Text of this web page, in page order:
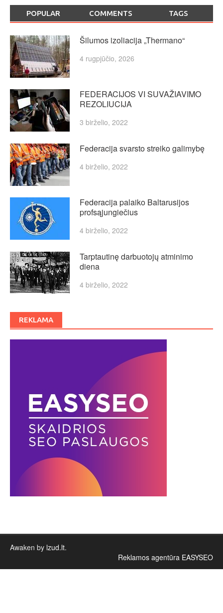
POPULAR COMMENTS TAGS
Šilumos izoliacija „Thermano“
4 rugpjūčio, 2026
FEDERACIJOS VI SUVAŽIAVIMO
REZOLIUCIJA
3 birželio, 2022
Federacija svarsto streiko galimybę
4 birželio, 2022
Federacija palaiko Baltarusijos
profsąjungiečius
4 birželio, 2022
Tarptautinę darbuotojų atminimo
diena
4 birželio, 2022
REKLAMA
Awaken by lzud.lt.
Reklamos agentūra EASYSEO